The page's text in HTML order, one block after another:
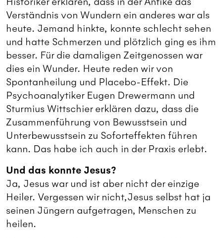
Verständnis von Wundern ein anderes war als
heute. Jemand hinkte, konnte schlecht sehen
und hatte Schmerzen und plötzlich ging es ihm
besser. Für die damaligen Zeitgenossen war
dies ein Wunder. Heute reden wir von
Spontanheilung und Placebo-Effekt. Die
Psychoanalytiker Eugen Drewermann und
Sturmius Wittschier erklären dazu, dass die
Zusammenführung von Bewusstsein und
Unterbewusstsein zu Soforteffekten führen
kann. Das habe ich auch in der Praxis erlebt.
Und das konnte Jesus?
Ja, Jesus war und ist aber nicht der einzige
Heiler. Vergessen wir nicht,Jesus selbst hat ja
seinen Jüngern aufgetragen, Menschen zu
heilen.